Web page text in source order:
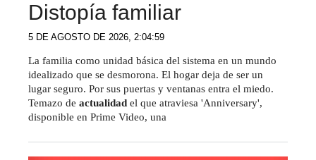
Distopía familiar
5 DE AGOSTO DE 2026, 2:04:59
La familia como unidad básica del sistema en un mundo
idealizado que se desmorona. El hogar deja de ser un
lugar seguro. Por sus puertas y ventanas entra el miedo.
Temazo de actualidad el que atraviesa 'Anniversary',
disponible en Prime Video, una